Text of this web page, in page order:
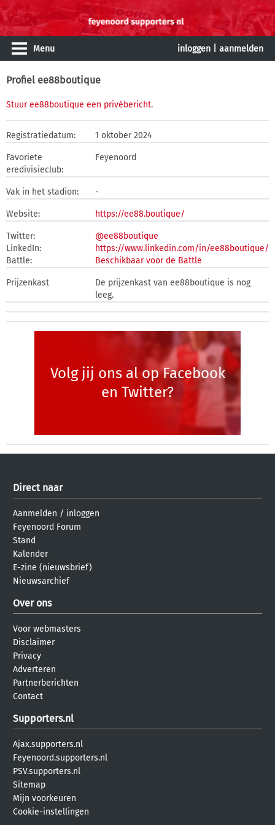
Menu inloggen aanmelden
Profiel ee88boutique
Stuur ee88boutique een privébericht.
Registratiedatum: 1 oktober 2024
Favoriete
eredivisieclub:
Feyenoord
Vak in het stadion: -
Website: https://ee88.boutique/
Twitter:
@ee88boutique
LinkedIn:
https://www.linkedin.com/in/ee88boutique/
Battle:
Beschikbaar voor de Battle
Prijzenkast
De prijzenkast van ee88boutique is nog
leeg.
Volg jij ons al op Facebook
en Twitter?
Direct naar
Aanmelden / inloggen
Feyenoord Forum
Stand
Kalender
E-zine (nieuwsbrief)
Nieuwsarchief
Over ons
Voor webmasters
Disclaimer
Privacy
Adverteren
Partnerberichten
Contact
Supporters.nl
Ajax.supporters.nl
Feyenoord.supporters.nl
PSV.supporters.nl
Sitemap
Mijn voorkeuren
Cookie-instellingen